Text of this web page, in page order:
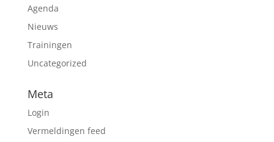
Agenda
Nieuws
Trainingen
Uncategorized
Meta
Login
Vermeldingen feed